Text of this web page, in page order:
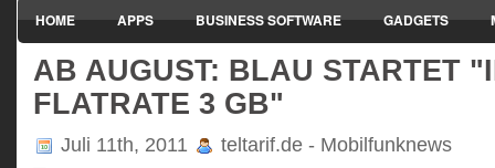
HOME APPS BUSINESS SOFTWARE GADGETS
SMARTPHONES & HANDYS TABLET-PCS VERTRÄGE &
AB AUGUST: BLAU STARTET
FLATRATE 3 GB"
Juli 11th, 2011 teltarif.de - Mobilfunknews